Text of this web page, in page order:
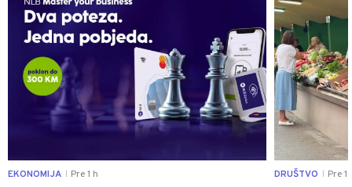
EKONOMIJA Pre 1 h DRUŠTVO Pre 1